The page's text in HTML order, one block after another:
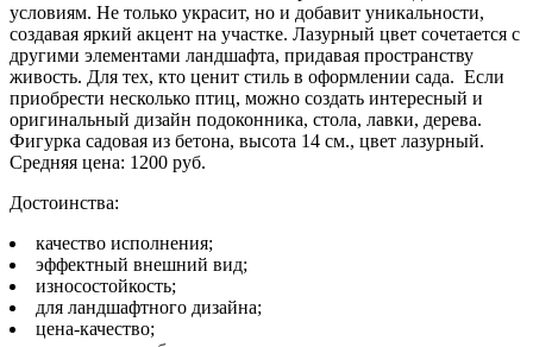
условиям. Не только украсит, но и добавит уникальности,
создавая яркий акцент на участке. Лазурный цвет сочетается с
другими элементами ландшафта, придавая пространству
живость. Для тех, кто ценит стиль в оформлении сада. Если
приобрести несколько птиц, можно создать интересный и
оригинальный дизайн подоконника, стола, лавки, дерева.
Фигурка садовая из бетона, высота 14 см., цвет лазурный.
Средняя цена: 1200 руб.
Достоинства:
качество исполнения;
эффектный внешний вид;
износостойкость;
для ландшафтного дизайна;
цена-качество;